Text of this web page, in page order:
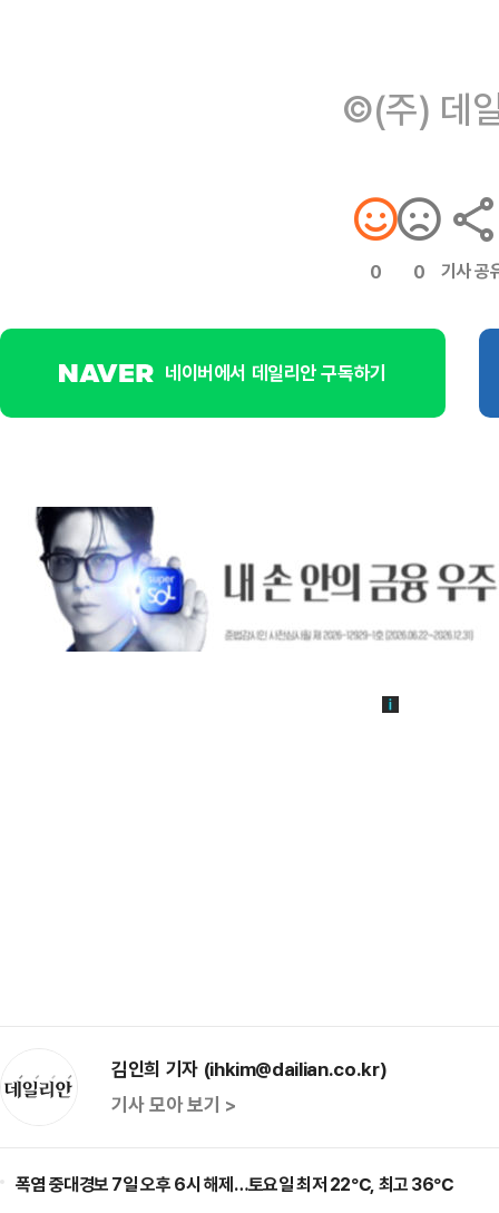
©(주) 데
0 0 기사 공
네이버에서 데일리안 구독하기
김인희 기자 (ihkim@dailian.co.kr)
기사 모아 보기 >
폭염 중대경보 7일 오후 6시 해제…토요일 최저 22℃, 최고 36℃